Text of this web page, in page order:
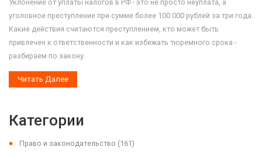
Уклонение от уплаты налогов в РФ - это не просто неуплата, а
уголовное преступление при сумме более 100 000 рублей за три года.
Какие действия считаются преступлением, кто может быть
привлечен к ответственности и как избежать тюремного срока -
разбираем по закону.
Читать Далее
Категории
Право и законодательство (161)